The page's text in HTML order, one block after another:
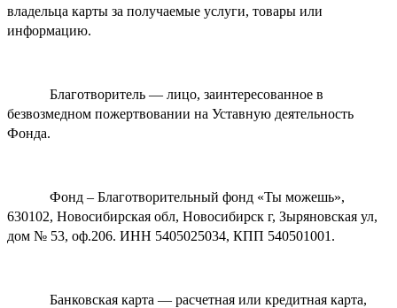
владельца карты за получаемые услуги, товары или
информацию.
Благотворитель — лицо, заинтересованное в
безвозмедном пожертвовании на Уставную деятельность
Фонда.
Фонд – Благотворительный фонд «Ты можешь»,
630102, Новосибирская обл, Новосибирск г, Зыряновская ул,
дом № 53, оф.206. ИНН 5405025034, КПП 540501001.
Банковская карта — расчетная или кредитная карта,